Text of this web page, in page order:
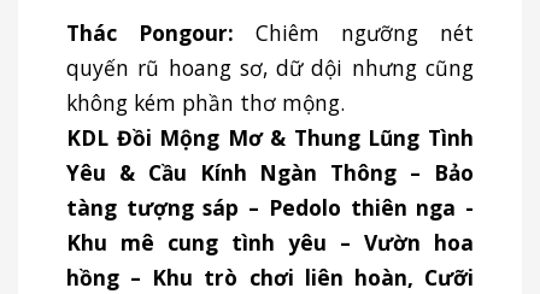
Thác Pongour: Chiêm ngưỡng nét
quyến rũ hoang sơ, dữ dội nhưng cũng
không kém phần thơ mộng.
KDL Đồi Mộng Mơ & Thung Lũng Tình
Yêu & Cầu Kính Ngàn Thông – Bảo
tàng tượng sáp – Pedolo thiên nga -
Khu mê cung tình yêu – Vườn hoa
hồng – Khu trò chơi liên hoàn, Cưỡi